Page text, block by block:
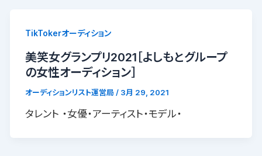
TikTokerオーディション
美笑女グランプリ2021［よしもとグループ
の女性オーディション］
オーディションリスト運営局 / 3月 29, 2021
タレント ・女優・アーティスト・モデル・